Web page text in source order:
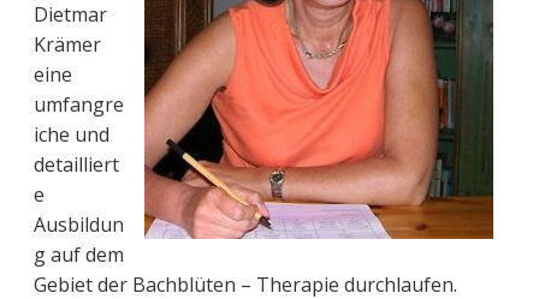
Dietmar
Krämer
eine
umfangre
iche und
detailliert
e
Ausbildun
g auf dem
Gebiet der Bachblüten – Therapie durchlaufen.